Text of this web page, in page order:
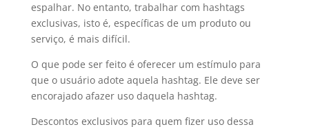
espalhar. No entanto, trabalhar com hashtags
exclusivas, isto é, específicas de um produto ou
serviço, é mais difícil.
O que pode ser feito é oferecer um estímulo para
que o usuário adote aquela hashtag. Ele deve ser
encorajado afazer uso daquela hashtag.
Descontos exclusivos para quem fizer uso dessa